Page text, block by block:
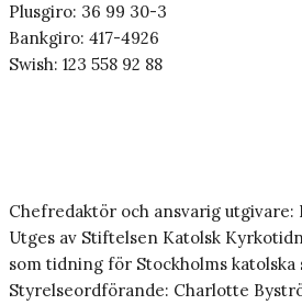
Plusgiro: 36 99 30-3
Bankgiro: 417-4926
Swish: 123 558 92 88
Chefredaktör och ansvarig utgivare:
Utges av Stiftelsen Katolsk
som tidning för Stockholms katolska
Styrelseordförande: Charlotte